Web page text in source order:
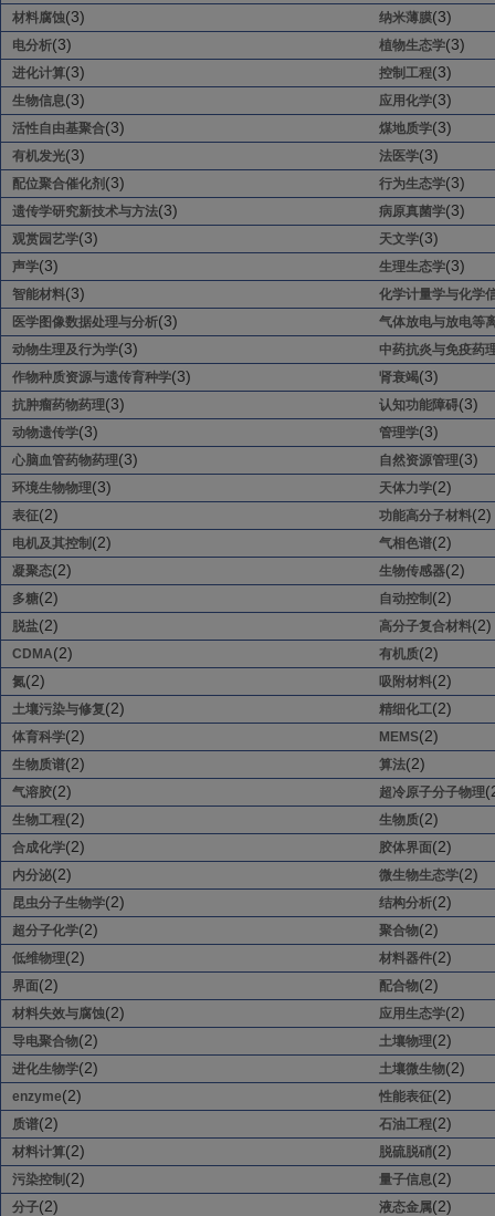
材料腐蚀(3) 纳米薄膜(3)
电分析(3) 植物生态学(3)
进化计算(3) 控制工程(3)
生物信息(3) 应用化学(3)
活性自由基聚合(3) 煤地质学(3)
有机发光(3) 法医学(3)
配位聚合催化剂 (3) 行为生态学(3)
遗传学研究新技术与方法(3) 病原真菌学(3)
观赏园艺学(3) 天文学(3)
声学(3) 生理生态学(3)
智能材料(3)
化学计量学与化学
医学图像数据处理与分析(3)
气体放电与放电等
动物生理及行为学(3)
中药抗炎与免疫药
作物种质资源与遗传育种学(3) 肾衰竭(3)
抗肿瘤药物药理(3) 认知功能障碍(3)
动物遗传学(3) 管理学(3)
心脑血管药物药理(3) 自然资源管理(3)
环境生物物理(3) 天体力学(2)
表征(2) 功能高分子材料(2)
电机及其控制 (2) 气相色谱(2)
凝聚态(2) 生物传感器(2)
多糖(2) 自动控制 (2)
脱盐(2) 高分子复合材料(2)
CDMA(2) 有机质(2)
氮(2) 吸附材料(2)
土壤污染与修复(2) 精细化工(2)
体育科学(2) MEMS(2)
生物质谱(2) 算法(2)
气溶胶(2) 超冷原子分子物理
生物工程(2) 生物质(2)
合成化学(2) 胶体界面(2)
内分泌(2) 微生物生态学(2)
昆虫分子生物学(2) 结构分析(2)
超分子化学(2) 聚合物(2)
低维物理(2) 材料器件(2)
界面(2) 配合物(2)
材料失效与腐蚀(2) 应用生态学(2)
导电聚合物(2) 土壤物理(2)
进化生物学(2) 土壤微生物(2)
enzyme(2) 性能表征(2)
质谱(2) 石油工程(2)
材料计算(2) 脱硫脱硝(2)
污染控制 (2) 量子信息(2)
分子(2) 液态金属(2)